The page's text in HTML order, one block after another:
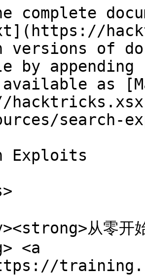
complete
versions of
by
as
search-
Exploits
从零开
<a